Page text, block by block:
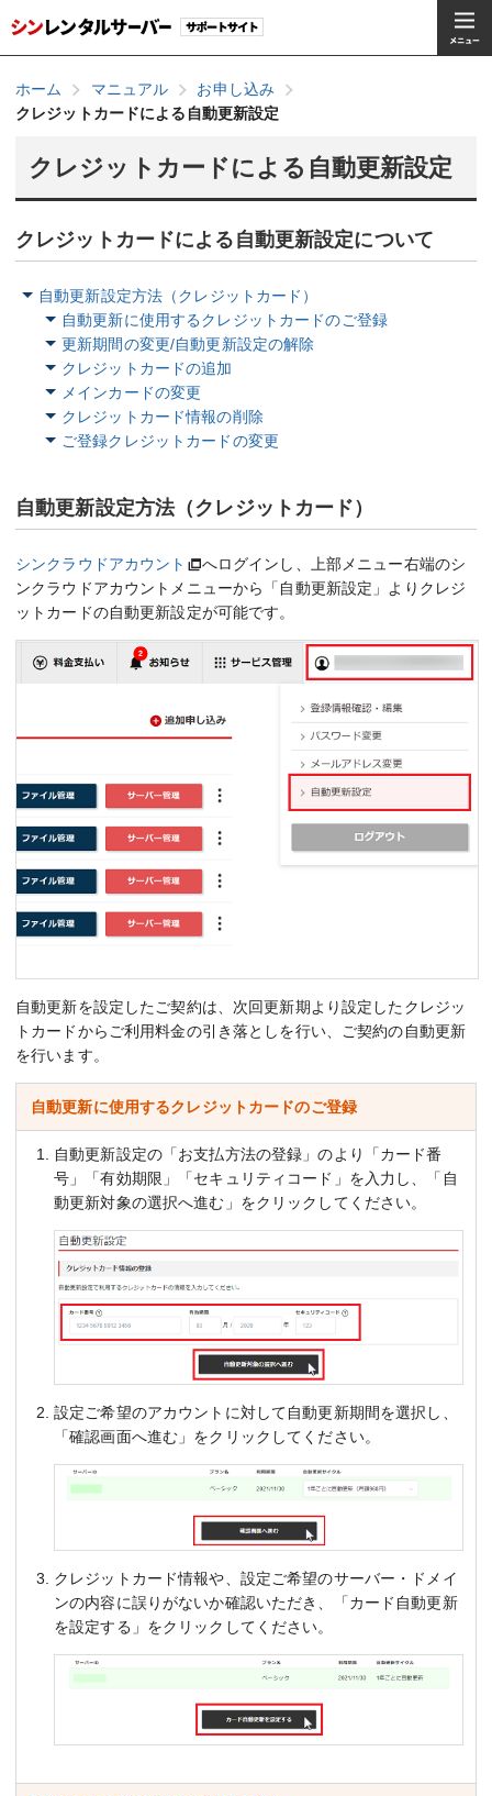
ホーム マニュアル
お申し込み
クレジットカードによる自動更新設定
クレジットカードによる自動更新設定
クレジットカードによる自動更新設定について
自動更新設定方法（クレジットカード）
自動更新に使用するクレジットカードのご登録
更新期間の変更/自動更新設定の解除
クレジットカードの追加
メインカードの変更
クレジットカード情報の削除
ご登録クレジットカードの変更
自動更新設定方法（クレジットカード）
シンクラウドアカウント
へログインし、上部メニュー右端のシ
ンクラウドアカウントメニューから「自動更新設定」よりクレジ
ットカードの自動更新設定が可能です。
自動更新を設定したご契約は、次回更新期より設定したクレジッ
トカードからご利用料金の引き落としを行い、ご契約の自動更新
を行います。
自動更新に使用するクレジットカードのご登録
自動更新設定の「お支払方法の登録」のより「カード番
号」「有効期限」「セキュリティコード」を入力し、「自
動更新対象の選択へ進む」をクリックしてください。
設定ご希望のアカウントに対して自動更新期間を選択し、
「確認画面へ進む」をクリックしてください。
クレジットカード情報や、設定ご希望のサーバー・ドメイ
ンの内容に誤りがないか確認いただき、「カード自動更新
を設定する」をクリックしてください。